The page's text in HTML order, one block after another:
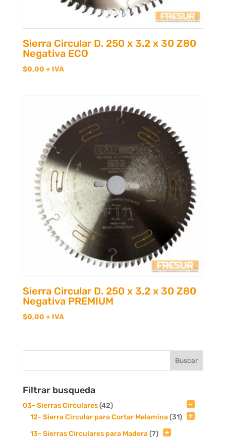
Sierra Circular D. 250 x 3.2 x 30 Z80
Negativa ECO
$0,00 + IVA
Sierra Circular D. 250 x 3.2 x 30 Z80
Negativa PREMIUM
$0,00 + IVA
Filtrar busqueda
03- Sierras Circulares(42)
12- Sierra Circular para Cortar Melamina(31)
13- Sierras Circulares para Madera(7)